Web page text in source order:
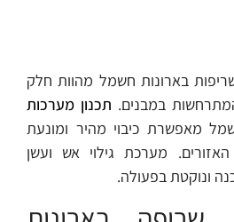
בארונות חשמל מהוות חלק
במבנים. תכנון מערכות
מאפשרת כיבוי מהיר ומונעת
מערכת גילוי אש ועשן
ונוקטת בפעולה.